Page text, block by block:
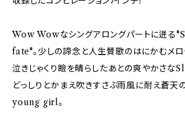
Wow Wowなシングアロングパートに迸
fate"。少しの諦念と人生賛歌のはにかむメ
泣きじゃくり瞼を晴らしたあとの爽やかさ
どっしりとかまえ吹きすさぶ雨風に耐え蒼
young girl。